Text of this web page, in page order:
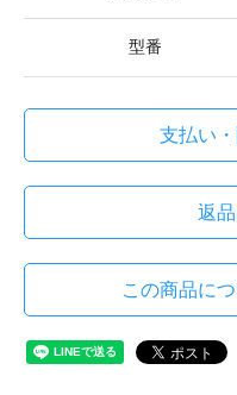
型番
支払い
返
この商品に